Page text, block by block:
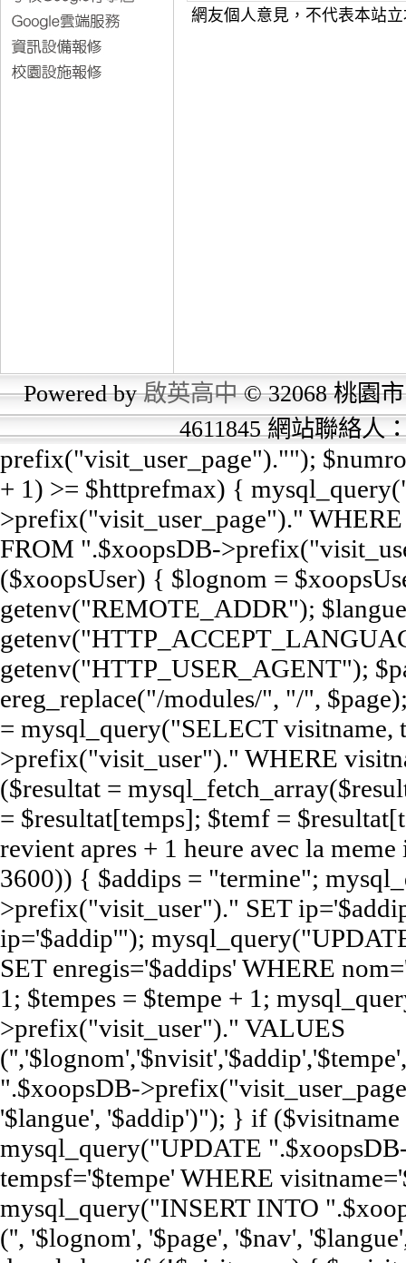
網友個人意見，不代表本站
Powered by啟英高中© 32068 桃園市
4611845 網站聯絡人
prefix("visit_user_page")."");
+ 1) >= $httprefmax) {
>prefix("visit_user_page")."
FROM ".$xoopsDB-
($xoopsUser) { $lognom =
getenv("REMOTE_ADDR");
getenv("HTTP_USER_AGENT");
ereg_replace("/modules/", "/",
= mysql_query("SELECT visitname,
>prefix("visit_user")." WHERE
($resultat =
= $resultat[temps]; $temf =
revient apres + 1 heure avec la
3600)) { $addips = "termine";
>prefix("visit_user")." SET
ip='$addip'");
SET enregis='$addips' WHERE
1; $tempes = $tempe + 1;
>prefix("visit_user")." VALUES
".$xoopsDB-
'$langue', '$addip')"); } if
mysql_query("UPDATE
tempsf='$tempe' WHERE
mysql_query("INSERT INTO
('', '$lognom', '$page', '$nav',